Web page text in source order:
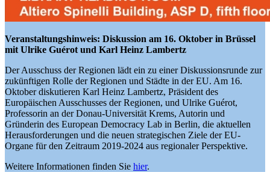
Veranstaltungshinweis: Diskussion am 16. Oktober in Brüssel
mit Ulrike Guérot und Karl Heinz Lambertz
Der Ausschuss der Regionen lädt ein zu einer Diskussionsrunde zur
zukünftigen Rolle der Regionen und Städte in der EU. Am 16.
Oktober diskutieren Karl Heinz Lambertz, Präsident des
Europäischen Ausschusses der Regionen, und Ulrike Guérot,
Professorin an der Donau-Universität Krems, Autorin und
Gründerin des European Democracy Lab in Berlin, die aktuellen
Herausforderungen und die neuen strategischen Ziele der EU-
Organe für den Zeitraum 2019-2024 aus regionaler Perspektive.
Weitere Informationen finden Sie hier.